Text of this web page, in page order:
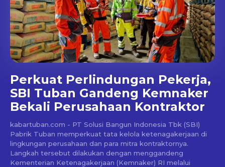
Perkuat Perlindungan Pekerja,
SBI Tuban Gandeng Kemnaker
Bekali Perusahaan Kontraktor
kabartuban.com - PT Solusi Bangun Indonesia Tbk (SBI)
Pabrik Tuban memperkuat tata kelola ketenagakerjaan di
lingkungan perusahaan dan para mitra kontraktornya.
Langkah tersebut dilakukan dengan menggandeng
Kementerian Ketenagakerjaan (Kemnaker) RI melalui